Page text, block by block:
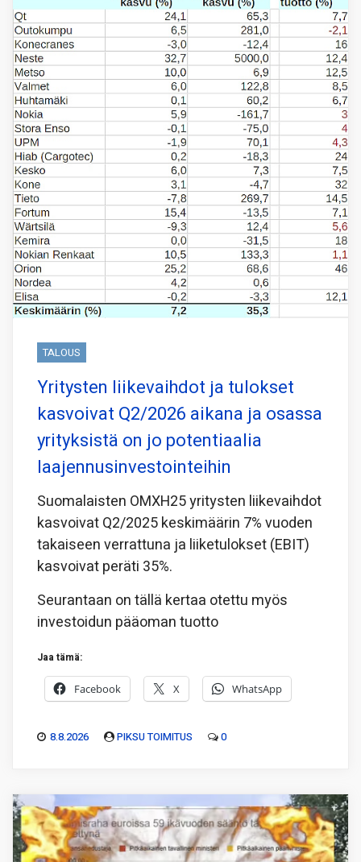
TALOUS
Yritysten liikevaihdot ja tulokset
kasvoivat Q2/2026 aikana ja osassa
yrityksistä on jo potentiaalia
laajennusinvestointeihin
Suomalaisten OMXH25 yritysten liikevaihdot
kasvoivat Q2/2025 keskimäärin 7% vuoden
takaiseen verrattuna ja liiketulokset (EBIT)
kasvoivat peräti 35%.
Seurantaan on tällä kertaa otettu myös
investoidun pääoman tuotto
Jaa tämä:
Facebook X WhatsApp
8.8.2026 PIKSU TOIMITUS 0